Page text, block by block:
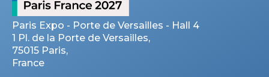
Paris Expo - Porte de Versailles - Hall 4
1 Pl. de la Porte de Versailles,
75015 Paris,
France